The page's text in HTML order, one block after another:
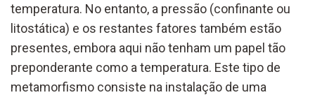
temperatura. No entanto, a pressão (confinante ou
litostática) e os restantes fatores também estão
presentes, embora aqui não tenham um papel tão
preponderante como a temperatura. Este tipo de
metamorfismo consiste na instalação de uma